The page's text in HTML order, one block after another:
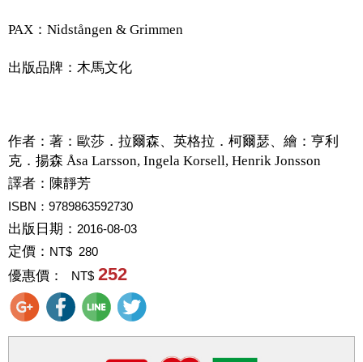
PAX：Nidstången & Grimmen
出版品牌：木馬文化
作者： 著：歐莎．拉爾森、英格拉．柯爾瑟、繪：亨利
克．揚森 Åsa Larsson, Ingela Korsell, Henrik Jonsson
譯者： 陳靜芳
ISBN：9789863592730
出版日期： 2016-08-03
定價： NT$ 280
優惠價： NT$ 252